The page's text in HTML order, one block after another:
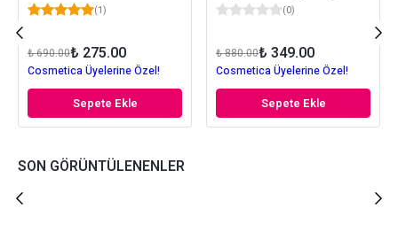
(1)
₺ 690.00₺ 275.00
Cosmetica Üyelerine Özel!
Sepete Ekle
(0)
₺ 880.00₺ 349.00
Cosmetica Üyelerine Özel!
Sepete Ekle
SON GÖRÜNTÜLENENLER